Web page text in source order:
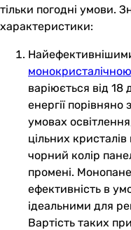
тільки погодні умови.
характеристики:
варіюється від
енергії
умовах
цільних
чорний колір
промені.
ефективність в
ідеальними для
Вартість таких